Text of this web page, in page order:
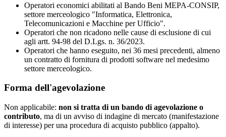
Operatori economici abilitati al Bando Beni MEPA-CONSIP,
settore merceologico "Informatica, Elettronica,
Telecomunicazioni e Macchine per Ufficio".
Operatori che non ricadono nelle cause di esclusione di cui
agli artt. 94-98 del D.Lgs. n. 36/2023.
Operatori che hanno eseguito, nei 36 mesi precedenti, almeno
un contratto di fornitura di prodotti software nel medesimo
settore merceologico.
Forma dell'agevolazione
Non applicabile: non si tratta di un bando di agevolazione o
contributo, ma di un avviso di indagine di mercato (manifestazione
di interesse) per una procedura di acquisto pubblico (appalto).